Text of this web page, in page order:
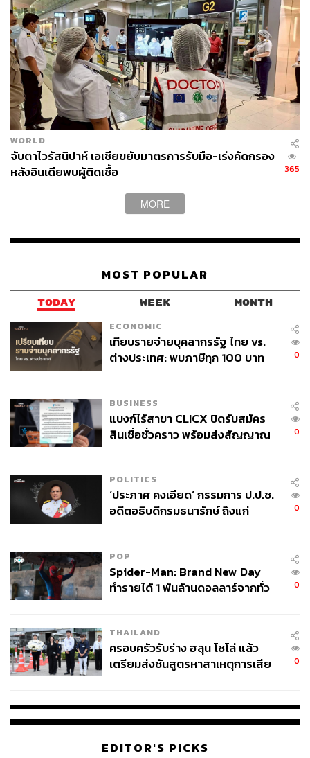
WORLD
จับตาไวรัสนิปาห์ เอเชียขยับมาตรการรับมือ-เร่งคัดกรอง
หลังอินเดียพบผู้ติดเชื้อ
365
MORE
MOST POPULAR
TODAY WEEK MONTH
ECONOMIC
เทียบรายจ่ายบุคลากรรัฐ ไทย vs.
ต่างประเทศ: พบภาษีทุก 100 บาท
0
BUSINESS
แบงก์ไร้สาขา CLICX ปิดรับสมัคร
สินเชื่อชั่วคราว พร้อมส่งสัญญาณ
0
POLITICS
‘ประภาศ คงเอียด’ กรรมการ ป.ป.ช.
อดีตอธิบดีกรมธนารักษ์ ถึงแก่
0
POP
Spider-Man: Brand New Day
ทำรายได้ 1 พันล้านดอลลาร์จากทั่ว
0
THAILAND
ครอบครัวรับร่าง ฮลุน โซโล่ แล้ว
เตรียมส่งชันสูตรหาสาเหตุการเสีย
0
EDITOR'S PICKS